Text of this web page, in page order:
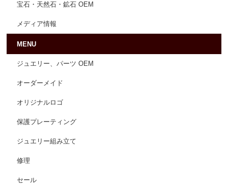
宝石・天然石・鉱石 OEM
メディア情報
MENU
ジュエリー、パーツ OEM
オーダーメイド
オリジナルロゴ
保護プレーティング
ジュエリー組み立て
修理
セール